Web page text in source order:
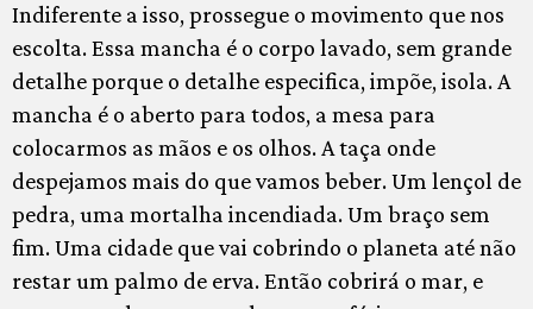
Indiferente a isso, prossegue o movimento que nos
escolta. Essa mancha é o corpo lavado, sem grande
detalhe porque o detalhe especifica, impõe, isola. A
mancha é o aberto para todos, a mesa para
colocarmos as mãos e os olhos. A taça onde
despejamos mais do que vamos beber. Um lençol de
pedra, uma mortalha incendiada. Um braço sem
fim. Uma cidade que vai cobrindo o planeta até não
restar um palmo de erva. Então cobrirá o mar, e